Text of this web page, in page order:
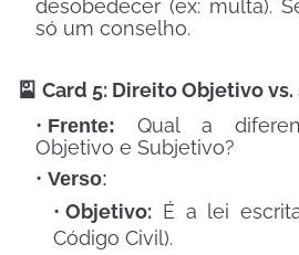
desobedecer (ex: multa).
só um conselho.
🎴 Card 5: Direito Objetivo
Frente: Qual a
Objetivo e Subjetivo?
Verso:
Objetivo: É a lei
Código Civil).